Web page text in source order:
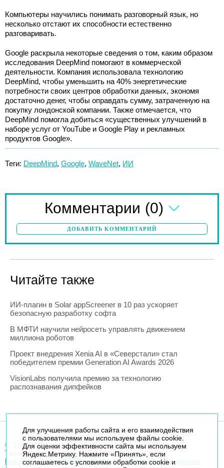
Компьютеры научились понимать разговорный язык, но
несколько отстают их способности естественно
разговаривать.
Google раскрыла некоторые сведения о том, каким образом
исследования DeepMind помогают в коммерческой
деятельности. Компания использовала технологию
DeepMind, чтобы уменьшить на 40% энергетические
потребности своих центров обработки данных, экономя
достаточно денег, чтобы оправдать сумму, затраченную на
покупку лондонской компании. Также отмечается, что
DeepMind помогла добиться «существенных улучшений в
наборе услуг от YouTube и Google Play и рекламных
продуктов Google».
Теги: DeepMind, Google, WaveNet, ИИ
Комментарии (0)
ДОБАВИТЬ КОММЕНТАРИЙ
Читайте также
ИИ-плагин в Solar appScreener в 10 раз ускоряет
безопасную разработку софта
В МФТИ научили нейросеть управлять движением
миллиона роботов
Проект внедрения Xenia AI в «Северстали» стал
победителем премии Generation AI Awards 2026
VisionLabs получила премию за технологию
распознавания дипфейков
© 2014-2026. Robogeek.ru - проект группы “Текарт”.
Телефон редакции+7(495) 790-7591
Политика в отношении обработки персональных данных
Для улучшения работы сайта и его взаимодействия
с пользователями мы используем файлы cookie.
Для оценки эффективности сайта мы используем
Яндекс.Метрику. Нажмите «Принять», если
соглашаетесь с условиями обработки cookie и